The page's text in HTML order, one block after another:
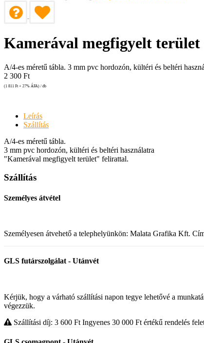
Kamerával megfigyelt terület
A/4-es méretű tábla. 3 mm pvc hordozón, kültéri és beltéri
2 300 Ft
(1 811 Ft + 27% ÁFA) / db
Leírás
Szállítás
A/4-es méretű tábla.
3 mm pvc hordozón, kültéri és beltéri használatra
"Kamerával megfigyelt terület" felirattal.
Szállítás
Személyes átvétel
Személyesen átvehető a telephelyünkön: Malata Grafika Kft.
GLS futárszolgálat - Utánvét
Kérjük, hogy a várható szállítási napon tegye lehetővé a
végezzük.
Szállítási díj: 3 600 Ft Ingyenes 30 000 Ft értékű rendelés